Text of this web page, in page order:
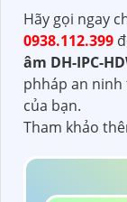
Hãy gọi ngay
0938.112.399
âm DH-IPC-
phháp an
của bạn.
Tham khảo